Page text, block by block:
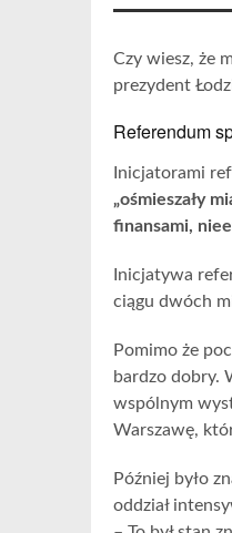
Czy wiesz, że
prezydent
Referendum
Inicjatorami
„ośmieszały
finansami,
Inicjatywa
ciągu dwóch
Pomimo że
bardzo dobry.
wspólnym
Warszawę,
Później było
oddział